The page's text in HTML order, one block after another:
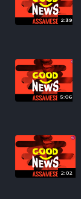
2:39
5:06
2:02